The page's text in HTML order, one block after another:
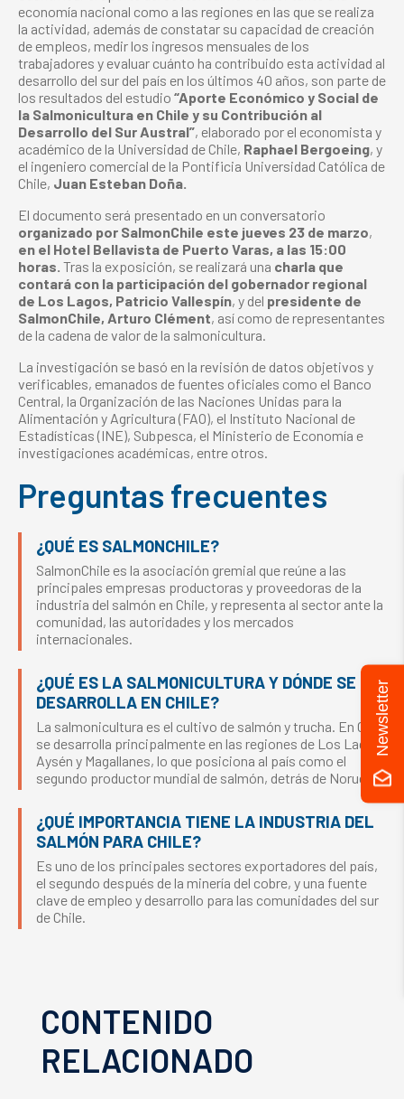
economía nacional como a las regiones en las que se realiza
la actividad, además de constatar su capacidad de creación
de empleos, medir los ingresos mensuales de los
trabajadores y evaluar cuánto ha contribuido esta actividad al
desarrollo del sur del país en los últimos 40 años, son parte de
los resultados del estudio “Aporte Económico y Social de
la Salmonicultura en Chile y su Contribución al
Desarrollo del Sur Austral”, elaborado por el economista y
académico de la Universidad de Chile, Raphael Bergoeing, y
el ingeniero comercial de la Pontificia Universidad Católica de
Chile, Juan Esteban Doña.
El documento será presentado en un conversatorio
organizado por SalmonChile este jueves 23 de marzo,
en el Hotel Bellavista de Puerto Varas, a las 15:00
horas. Tras la exposición, se realizará una charla que
contará con la participación del gobernador regional
de Los Lagos, Patricio Vallespín, y del presidente de
SalmonChile, Arturo Clément, así como de representantes
de la cadena de valor de la salmonicultura.
La investigación se basó en la revisión de datos objetivos y
verificables, emanados de fuentes oficiales como el Banco
Central, la Organización de las Naciones Unidas para la
Alimentación y Agricultura (FAO), el Instituto Nacional de
Estadísticas (INE), Subpesca, el Ministerio de Economía e
investigaciones académicas, entre otros.
Preguntas frecuentes
¿QUÉ ES SALMONCHILE?
SalmonChile es la asociación gremial que reúne a las
principales empresas productoras y proveedoras de la
industria del salmón en Chile, y representa al sector ante la
comunidad, las autoridades y los mercados
internacionales.
¿QUÉ ES LA SALMONICULTURA Y DÓNDE SE
DESARROLLA EN CHILE?
La salmonicultura es el cultivo de salmón y trucha. En Chile
se desarrolla principalmente en las regiones de Los Lagos,
Aysén y Magallanes, lo que posiciona al país como el
segundo productor mundial de salmón, detrás de Noruega.
¿QUÉ IMPORTANCIA TIENE LA INDUSTRIA DEL
SALMÓN PARA CHILE?
Es uno de los principales sectores exportadores del país,
el segundo después de la minería del cobre, y una fuente
clave de empleo y desarrollo para las comunidades del sur
de Chile.
CONTENIDO
RELACIONADO
Newsletter